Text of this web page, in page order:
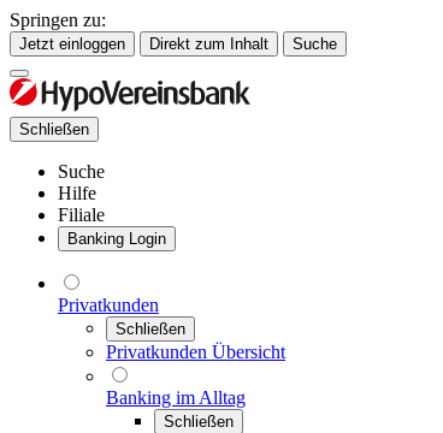
Springen zu:
Jetzt einloggen Direkt zum Inhalt Suche
Schließen
Suche
Hilfe
Filiale
Banking Login
Privatkunden
Schließen
Privatkunden Übersicht
Banking im Alltag
Schließen